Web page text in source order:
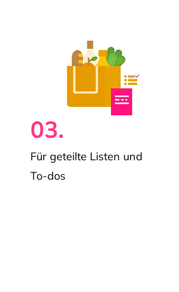
03.
Für geteilte Listen und
To-dos